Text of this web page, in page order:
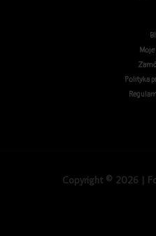
Polityka
Copyright © 2026 |